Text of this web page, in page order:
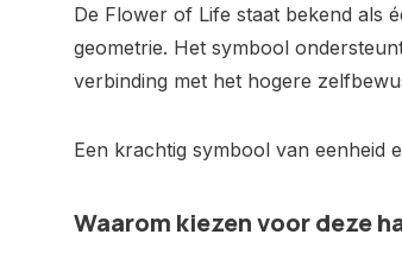
De Flower of Life staat bekend als
geometrie. Het symbool
verbinding met het hogere
Een krachtig symbool van eenheid
Waarom kiezen voor deze